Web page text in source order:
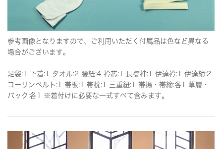
参考画像となりますので、ご利用いただく付属品は色など異なる
場合がございます。
足袋:1 下着:1 タオル:2 腰紐:4 衿芯:1 長襦袢:1 伊達衿:1 伊達締:2
コーリンベルト:1 帯板:1 帯枕:1 三重紐:1 帯揚・帯締:各1 草履・
バック:各1 ※着付けに必要な一式すべて含みます。